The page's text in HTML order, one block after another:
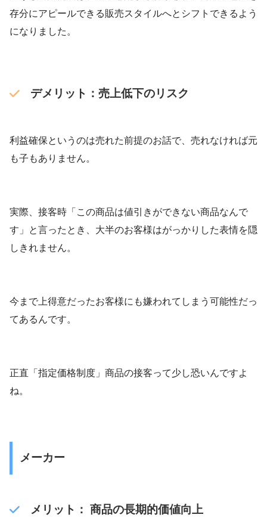
存分にアピールできる販売スタイルへとシフトできるよう
になりました。
デメリット：売上低下のリスク
利益確保というのは売れた前提のお話で、売れなければ元
も子もありません。
実際、接客時「この商品は値引きができない商品なんで
す」と言ったとき、大半のお客様はがっかりした表情を隠
しきれません。
今まで上得意だったお客様にも嫌われてしまう可能性だっ
てあるんです。
正直「指定価格制度」商品の接客って少し恐いんですよ
ね。
メーカー
メリット： 商品の長期的価値向上